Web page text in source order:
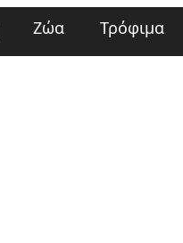
Ζώα Τρόφιμα